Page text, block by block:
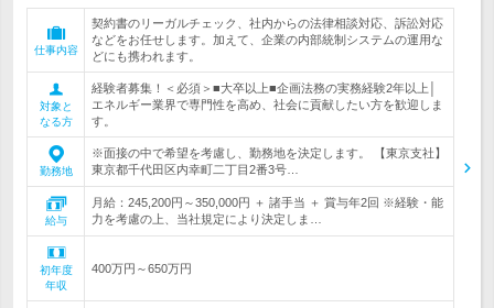
仕事内容
契約書のリーガルチェック、社内からの法律相談対応、訴訟対応
などをお任せします。加えて、企業の内部統制システムの運用な
どにも携われます。
対象と
なる方
経験者募集！＜必須＞■大卒以上■企画法務の実務経験2年以上│
エネルギー業界で専門性を高め、社会に貢献したい方を歓迎しま
す。
勤務地
※面接の中で希望を考慮し、勤務地を決定します。 【東京支社】
東京都千代田区内幸町二丁目2番3号…
給与
月給：245,200円～350,000円 ＋ 諸手当 ＋ 賞与年2回 ※経験・能
力を考慮の上、当社規定により決定しま…
初年度
年収
400万円～650万円